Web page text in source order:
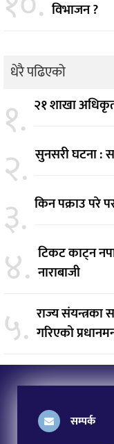
विभाजन ?
धेरै पढिएको
१. २१ शाखा
२. सुनसरी घटना :
३. किन पक्राउ परे
४. टिकट काट्न
नाराबाजी
५. राज्य संयन्त्रका
गरिएको
सम्पर्क